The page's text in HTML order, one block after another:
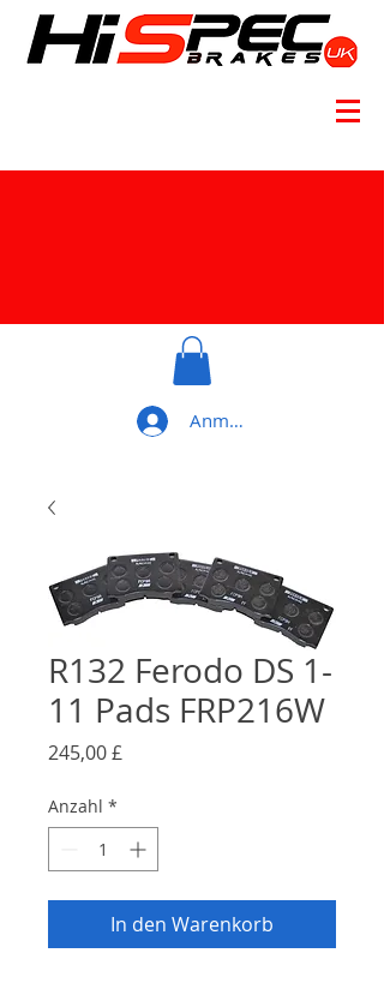
Anmelden
R132 Ferodo DS 1-
11 Pads FRP216W
245,00 £
Anzahl *
In den Warenkorb